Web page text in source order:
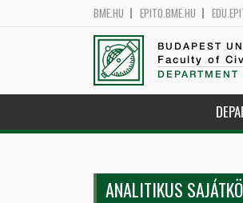
BME.HU EPITO.BME.HU
BUDAPEST
Faculty of
ANALITIKUS